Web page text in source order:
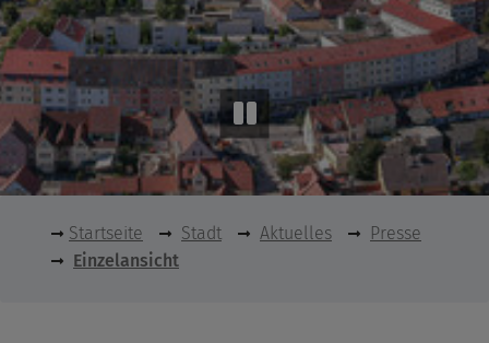
Startseite Stadt Aktuelles
Presse
Einzelansicht